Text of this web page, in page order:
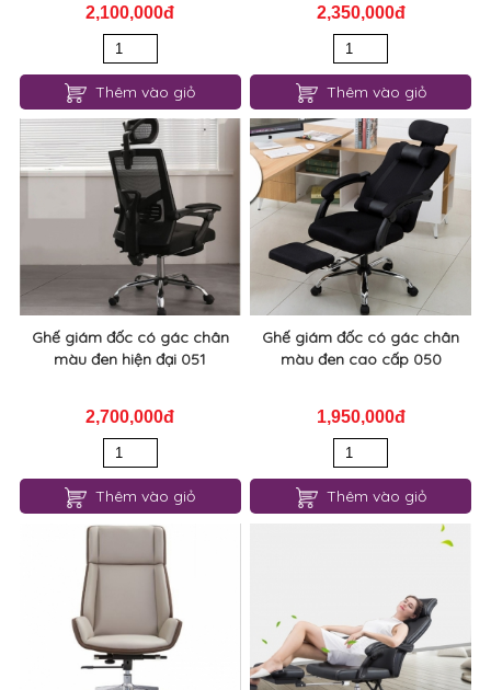
2,100,000đ
Thêm vào giỏ
2,350,000đ
Thêm vào giỏ
Ghế giám đốc có gác chân
màu đen hiện đại 051
2,700,000đ
Thêm vào giỏ
Ghế giám đốc có gác chân
màu đen cao cấp 050
1,950,000đ
Thêm vào giỏ